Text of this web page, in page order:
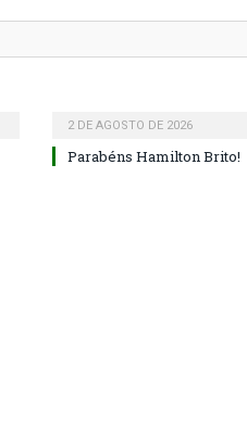
2 DE AGOSTO DE 2026
Parabéns Hamilton Brito!